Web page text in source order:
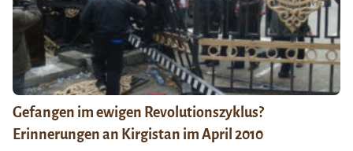
Gefangen im ewigen Revolutionszyklus?
Erinnerungen an Kirgistan im April 2010